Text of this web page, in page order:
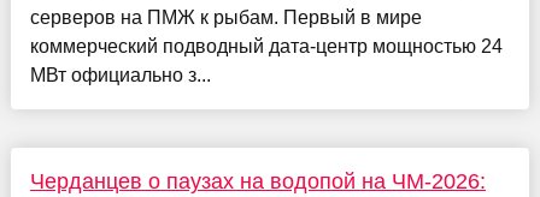
серверов на ПМЖ к рыбам. Первый в мире
коммерческий подводный дата-центр мощностью 24
МВт официально з...
Черданцев о паузах на водопой на ЧМ-2026: